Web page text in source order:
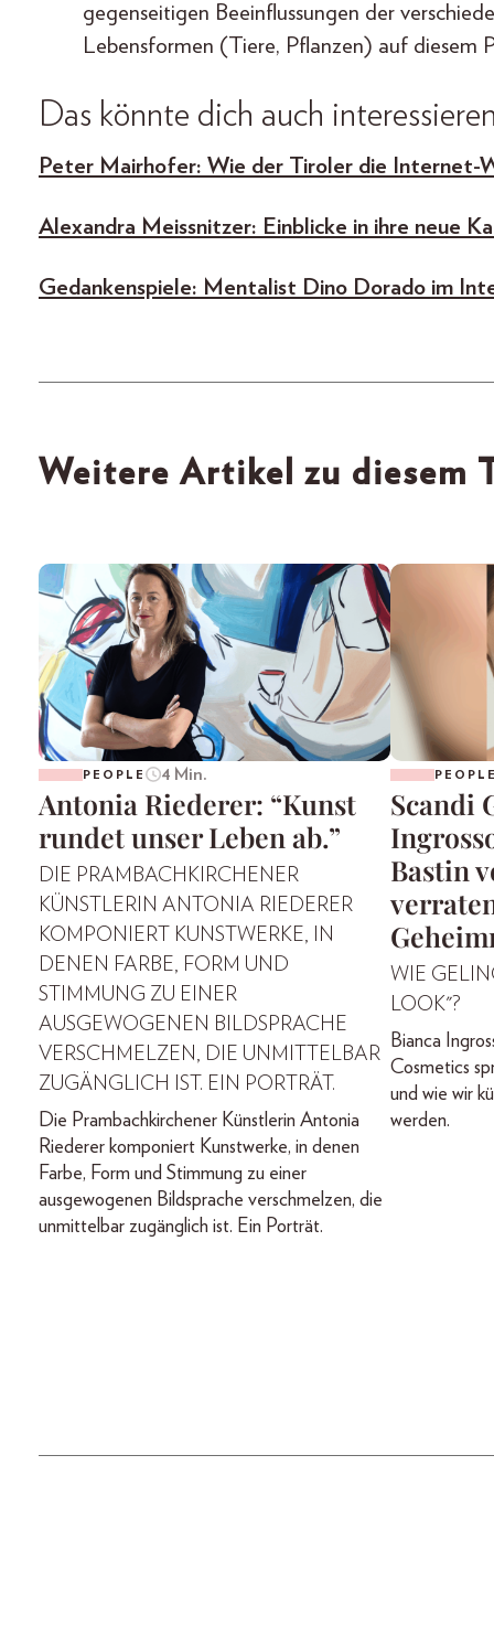
gegenseitigen Beeinflussungen der
Lebensformen (Tiere, Pflanzen) auf diesem
Das könnte dich auch
Peter Mairhofer: Wie der Tiroler die Internet-
Alexandra Meissnitzer: Einblicke in ihre neue
Gedankenspiele: Mentalist Dino Dorado im
Weitere Artikel zu diesem
PEOPLE 4 Min.
Antonia Riederer: “Kunst
rundet unser Leben ab.”
DIE PRAMBACHKIRCHENER
KÜNSTLERIN ANTONIA RIEDERER
KOMPONIERT KUNSTWERKE, IN
DENEN FARBE, FORM UND
STIMMUNG ZU EINER
AUSGEWOGENEN BILDSPRACHE
VERSCHMELZEN, DIE UNMITTELBAR
ZUGÄNGLICH IST. EIN PORTRÄT.
Die Prambachkirchener Künstlerin Antonia
Riederer komponiert Kunstwerke, in denen
Farbe, Form und Stimmung zu einer
ausgewogenen Bildsprache verschmelzen, die
unmittelbar zugänglich ist. Ein Porträt.
Scandi
Bastin
WIE
LOOK"?
Bianca
Cosmetics
und wie wir
werden.